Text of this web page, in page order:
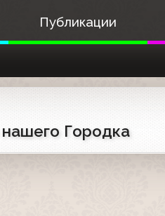
Публикации
Городка